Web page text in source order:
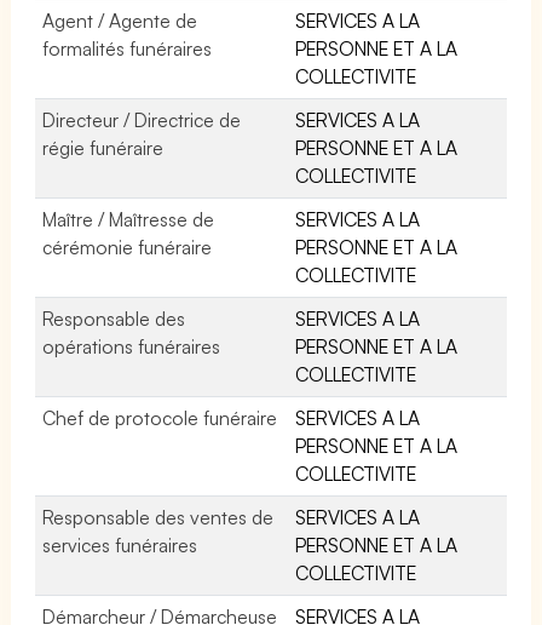
Agent / Agente de
formalités funéraires
SERVICES A LA
PERSONNE ET A LA
COLLECTIVITE
Directeur / Directrice de
régie funéraire
SERVICES A LA
PERSONNE ET A LA
COLLECTIVITE
Maître / Maîtresse de
cérémonie funéraire
SERVICES A LA
PERSONNE ET A LA
COLLECTIVITE
Responsable des
opérations funéraires
SERVICES A LA
PERSONNE ET A LA
COLLECTIVITE
Chef de protocole funéraire
SERVICES A LA
PERSONNE ET A LA
COLLECTIVITE
Responsable des ventes de
services funéraires
SERVICES A LA
PERSONNE ET A LA
COLLECTIVITE
Démarcheur / Démarcheuse
SERVICES A LA